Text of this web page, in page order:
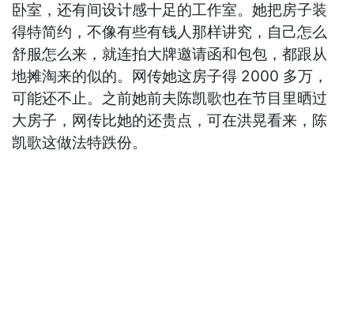
卧室，还有间设计感十足的工作室。她把房子装
得特简约，不像有些有钱人那样讲究，自己怎么
舒服怎么来，就连拍大牌邀请函和包包，都跟从
地摊淘来的似的。网传她这房子得 2000 多万，
可能还不止。之前她前夫陈凯歌也在节目里晒过
大房子，网传比她的还贵点，可在洪晃看来，陈
凯歌这做法特跌份。